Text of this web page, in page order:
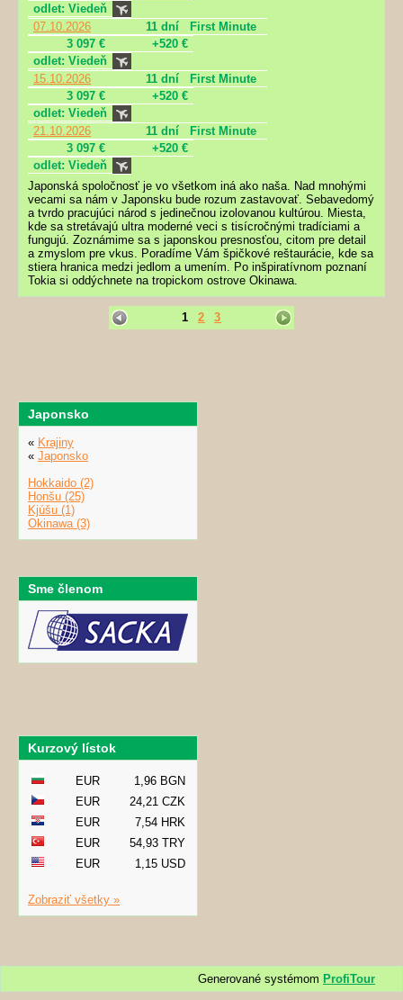
odlet: Viedeň
07.10.2026
11 dní
First Minute
3 097 €
+520 €
odlet: Viedeň
15.10.2026
11 dní
First Minute
3 097 €
+520 €
odlet: Viedeň
21.10.2026
11 dní
First Minute
3 097 €
+520 €
odlet: Viedeň
Japonská spoločnosť je vo všetkom iná ako naša. Nad mnohými
vecami sa nám v Japonsku bude rozum zastavovať. Sebavedomý
a tvrdo pracujúci národ s jedinečnou izolovanou kultúrou. Miesta,
kde sa stretávajú ultra moderné veci s tisícročnými tradíciami a
fungujú. Zoznámime sa s japonskou presnosťou, citom pre detail
a zmyslom pre vkus. Poradíme Vám špičkové reštaurácie, kde sa
stiera hranica medzi jedlom a umením. Po inšpiratívnom poznaní
Tokia si oddýchnete na tropickom ostrove Okinawa.
1 2 3
Japonsko
« Krajiny
« Japonsko
Hokkaido (2)
Honšu (25)
Kjúšu (1)
Okinawa (3)
Sme členom
Kurzový lístok
EUR
1,96 BGN
EUR
24,21 CZK
EUR
7,54 HRK
EUR
54,93 TRY
EUR
1,15 USD
Zobraziť všetky »
Generované systémom ProfiTour